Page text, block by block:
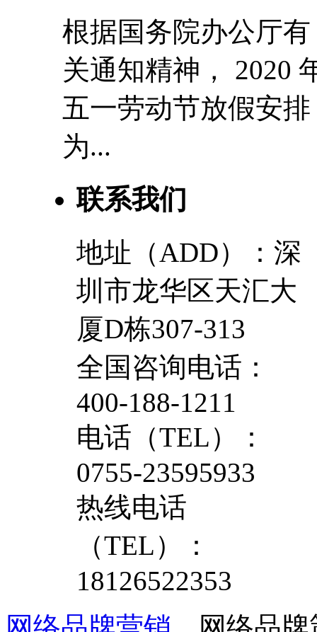
根据国务院办公厅有
关通知精神， 2020
五一劳动节放假安排
为...
联系我们
地址（ADD）：深
圳市龙华区天汇大
厦D栋307-313
全国咨询电话：
400-188-1211
电话（TEL）：
0755-23595933
热线电话
（TEL）：
18126522353